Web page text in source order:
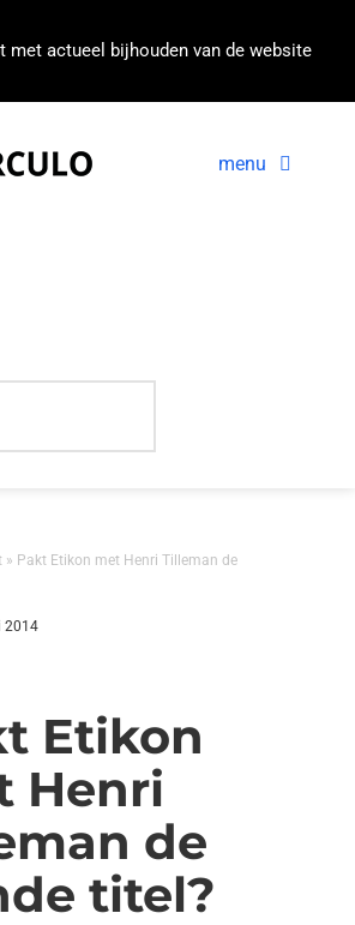
met actueel bijhouden van de website
menu
» Pakt Etikon met Henri Tilleman de
2014
Etikon
Henri
de
titel?